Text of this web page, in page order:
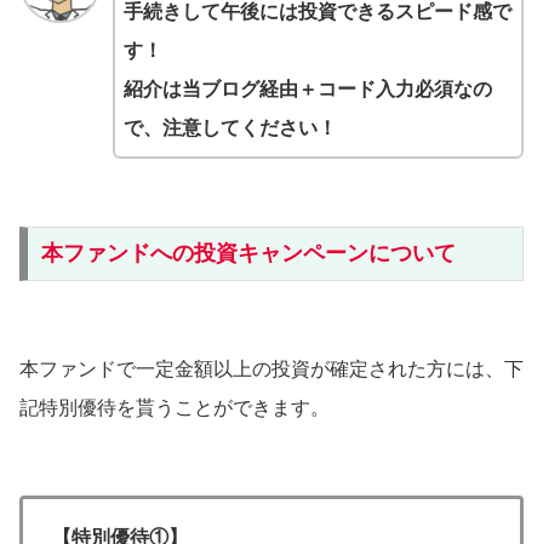
手続きして午後には投資できるスピード感で
す！
紹介は当ブログ経由＋コード入力必須なの
で、注意してください！
本ファンドへの投資キャンペーンについて
本ファンドで一定金額以上の投資が確定された方には、下
記特別優待を貰うことができます。
【特別優待①】